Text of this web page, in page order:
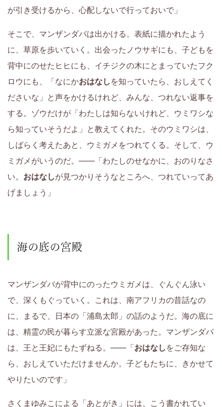
い
っ
し
ょ
に、
学
習・
子
い
て
考
え
が引き受けるから、心配しないで行っておいで」
そこで、マンザンダバは出かける。表紙に描かれたよう
に、草原を歩いていく。出会ったノウサギにも、子どもを
背中にのせたヒヒにも、イチジクの木にとまっていたフク
ロウにも、「なにかおはなし を知っていたら、おしえてく
ださいな」と声をかけるけれど、みんな、つれない返事を
する。ゾウだけが「わたしは知らないけれど、ウミワシな
ら知っていそうだよ」と教えてくれた。そのウミワシは、
しばらく考えたあと、ウミガメをつれてくる。そして、ウ
ミガメがいうのだ。――「わたしのせなかに、おのりなさ
い。 おはなしが見つかりそうなところへ、つれていってあ
げましょう」
海の底の宮殿
マンザンダバが背中にのったウミガメは、ぐんぐん泳い
で、深くもぐっていく。これは、南アフリカの昔話なの
に、まるで、日本の「浦島太郎」の話のようだ。海の底に
は、精霊の民が暮らす立派な宮殿があった。マンザンダバ
は、王と王妃にもたずねる。――「おはなし をご存知な
ら、おしえていただけませんか。子どもたちに、きかせて
やりたいのです」
さくまゆみこによる「あとがき」には、こう書かれてい